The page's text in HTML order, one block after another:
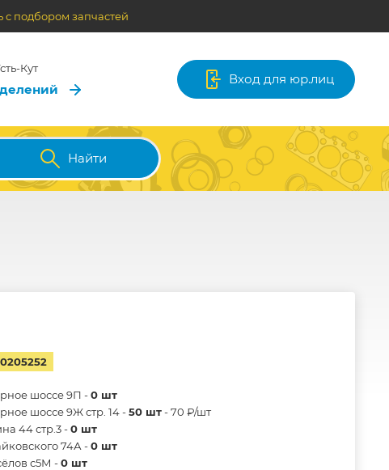
подбором запчастей
Кут
Вход для юр.лиц
Найти
шоссе 9П -0 шт
шоссе 9Ж стр. 14 -50 шт- 70 ₽/шт
44 стр.3 -0 шт
74А -0 шт
с5М -0 шт